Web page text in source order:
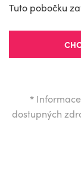
Tuto pobočku
*
dostupných